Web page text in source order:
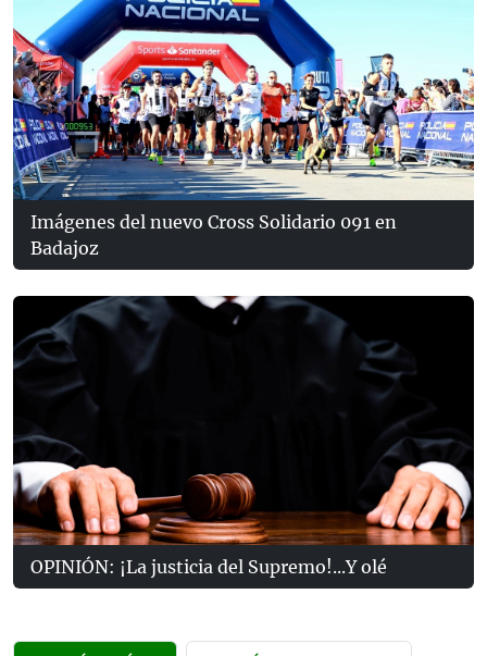
Imágenes del nuevo Cross Solidario 091 en
Badajoz
OPINIÓN: ¡La justicia del Supremo!...Y olé